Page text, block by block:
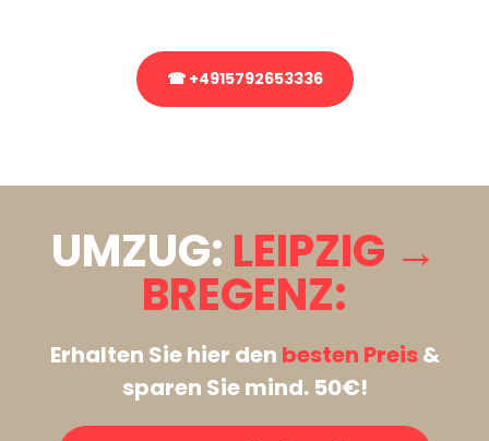
☎ +4915792653336
UMZUG: LEIPZIG →
BREGENZ:
Erhalten Sie hier den besten Preis&
sparen Sie mind. 50€!